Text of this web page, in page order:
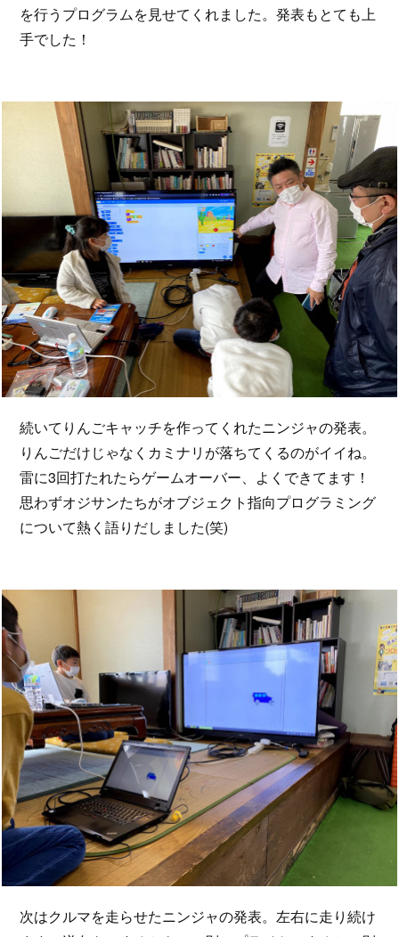
を行うプログラムを見せてくれました。発表もとても上
手でした！
続いてりんごキャッチを作ってくれたニンジャの発表。
りんごだけじゃなくカミナリが落ちてくるのがイイね。
雷に3回打たれたらゲームオーバー、よくできてます！
思わずオジサンたちがオブジェクト指向プログラミング
について熱く語りだしました(笑)
次はクルマを走らせたニンジャの発表。左右に走り続け